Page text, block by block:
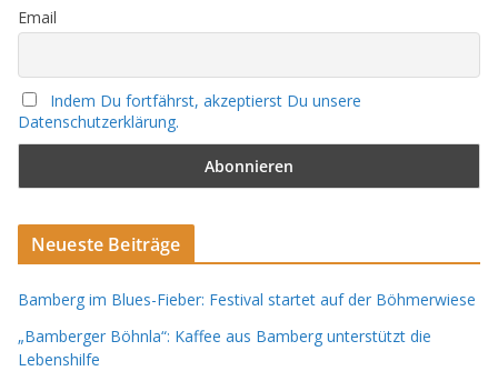
Email
Indem Du fortfährst, akzeptierst Du unsere
Datenschutzerklärung.
Neueste Beiträge
Bamberg im Blues-Fieber: Festival startet auf der Böhmerwiese
„Bamberger Böhnla“: Kaffee aus Bamberg unterstützt die
Lebenshilfe